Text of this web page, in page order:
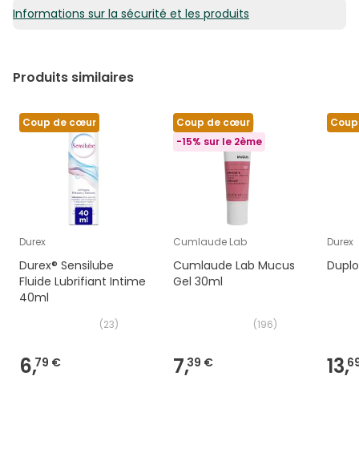
Informations sur la sécurité et les produits
Produits similaires
Coup de cœur
Durex
Durex® Sensilube
Fluide Lubrifiant Intime
40ml
(23)
6,79 €
Coup de cœur
-15% sur le 2ème
Cumlaude Lab
Cumlaude Lab Mucus
Gel 30ml
(196)
7,39 €
Durex
13,